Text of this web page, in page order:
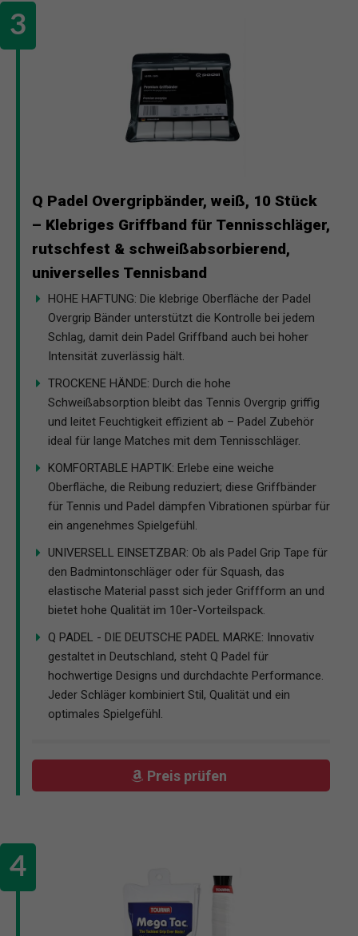
Q Padel Overgripbänder, weiß, 10 Stück
– Klebriges Griffband für Tennisschläger,
rutschfest & schweißabsorbierend,
universelles Tennisband
HOHE HAFTUNG: Die klebrige Oberfläche der Padel
Overgrip Bänder unterstützt die Kontrolle bei jedem
Schlag, damit dein Padel Griffband auch bei hoher
Intensität zuverlässig hält.
TROCKENE HÄNDE: Durch die hohe
Schweißabsorption bleibt das Tennis Overgrip griffig
und leitet Feuchtigkeit effizient ab – Padel Zubehör
ideal für lange Matches mit dem Tennisschläger.
KOMFORTABLE HAPTIK: Erlebe eine weiche
Oberfläche, die Reibung reduziert; diese Griffbänder
für Tennis und Padel dämpfen Vibrationen spürbar für
ein angenehmes Spielgefühl.
UNIVERSELL EINSETZBAR: Ob als Padel Grip Tape für
den Badmintonschläger oder für Squash, das
elastische Material passt sich jeder Griffform an und
bietet hohe Qualität im 10er-Vorteilspack.
Q PADEL - DIE DEUTSCHE PADEL MARKE: Innovativ
gestaltet in Deutschland, steht Q Padel für
hochwertige Designs und durchdachte Performance.
Jeder Schläger kombiniert Stil, Qualität und ein
optimales Spielgefühl.
Preis prüfen